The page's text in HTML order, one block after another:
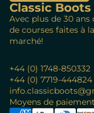
Classic Boots
Avec plus de 30
de courses faites à
marché!
+44 (0) 1748-850332
+44 (0) 7719-444824
Moyens de paiement
Politique de
Politique de